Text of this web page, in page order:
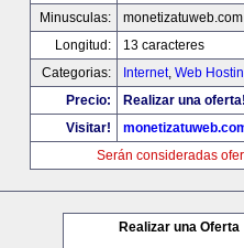
Minusculas:
monetizatuweb.com
Longitud:
13 caracteres
Categorias:
Internet, Web
Precio:
Realizar una
Visitar!
Serán consideradas
Realizar una Oferta